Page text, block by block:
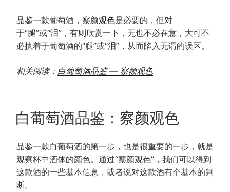
品鉴一款葡萄酒， 察颜观色是必要的，但对
于“腿”或“泪”，有则欣赏一下，无也不必在意，大可不
必执着于葡萄酒的“腿”或“泪”，从而陷入无谓的误区。
相关阅读： 白葡萄酒品鉴 — 察颜观色
POSTED
ON
白葡萄酒品鉴：察颜观色
品鉴一款白葡萄酒的第一步，也是很重要的一步，就是
观察杯中酒体的颜色。通过“察颜观色”，我们可以得到
这款酒的一些基本信息，或者说对这款酒有个基本的判
断。